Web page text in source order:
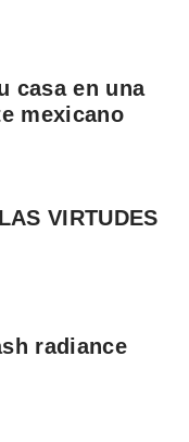
casa en una
mexicano
VIRTUDES
radiance